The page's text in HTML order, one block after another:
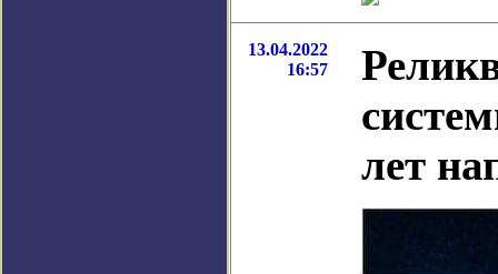
13.04.2022
16:57
лет